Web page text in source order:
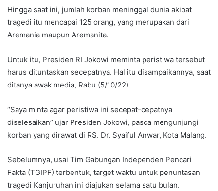
Hingga saat ini, jumlah korban meninggal dunia akibat
tragedi itu mencapai 125 orang, yang merupakan dari
Aremania maupun Aremanita.
Untuk itu, Presiden RI Jokowi meminta peristiwa tersebut
harus dituntaskan secepatnya. Hal itu disampaikannya, saat
ditanya awak media, Rabu (5/10/22).
“Saya minta agar peristiwa ini secepat-cepatnya
diselesaikan” ujar Presiden Jokowi, pasca mengunjungi
korban yang dirawat di RS. Dr. Syaiful Anwar, Kota Malang.
Sebelumnya, usai Tim Gabungan Independen Pencari
Fakta (TGIPF) terbentuk, target waktu untuk penuntasan
tragedi Kanjuruhan ini diajukan selama satu bulan.